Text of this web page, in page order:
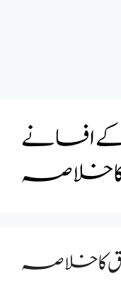
افسانے
خلاصہ
کا خلاصہ